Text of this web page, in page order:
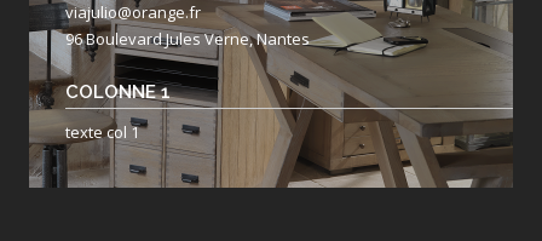
viajulio@orange.fr
96 Boulevard Jules Verne, Nantes
COLONNE 1
texte col 1